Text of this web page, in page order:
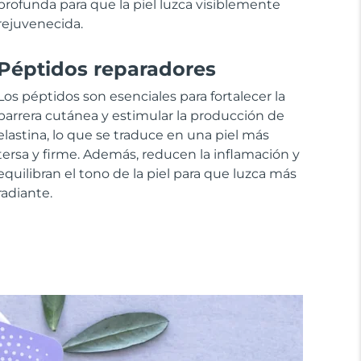
para que la piel luzca visiblemente
reparadores
péptidos son esenciales para fortalecer la
cutánea y estimular la producción de
lo que se traduce en una piel más
y firme. Además, reducen la inflamación y
el tono de la piel para que luzca más